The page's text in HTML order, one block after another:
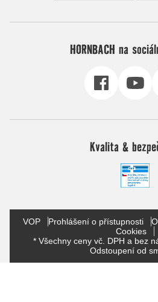
HORNBACH na
Kvalita &
VOP Prohlášení o přístupnosti
Cookies
* Všechny ceny vč. DPH a bez
Odstoupení od